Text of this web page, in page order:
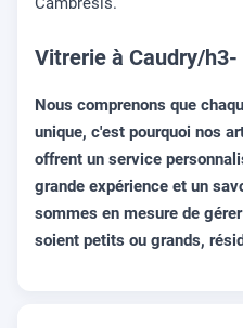
Vitrerie à Caudry/h3-
Nous comprenons que
unique, c'est pourquoi nos
offrent un service
grande expérience et un
sommes en mesure de
soient petits ou grands,